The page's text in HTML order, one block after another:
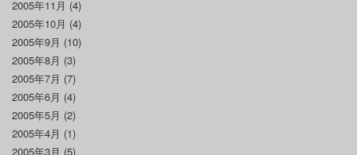
2005年11月 (4)
2005年10月 (4)
2005年9月 (10)
2005年8月 (3)
2005年7月 (7)
2005年6月 (4)
2005年5月 (2)
2005年4月 (1)
2005年3月 (5)